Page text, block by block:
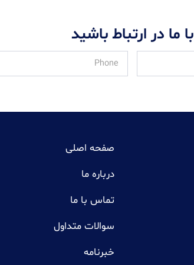
با ما در ارتباط باشید
صفحه اصلی
درباره ما
تماس با ما
سوالات متداول
خبرنامه